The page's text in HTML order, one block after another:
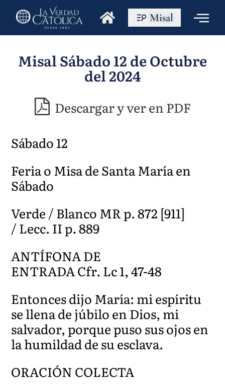
Misal
Misal Sábado 12 de Octubre
del 2024
Descargar y ver en PDF
Sábado 12
Feria o Misa de Santa María en
Sábado
Verde / Blanco MR p. 872 [911]
/ Lecc. II p. 889
ANTÍFONA DE
ENTRADA Cfr. Lc 1, 47-48
Entonces dijo María: mi espíritu
se llena de júbilo en Dios, mi
salvador, porque puso sus ojos en
la humildad de su esclava.
ORACIÓN COLECTA